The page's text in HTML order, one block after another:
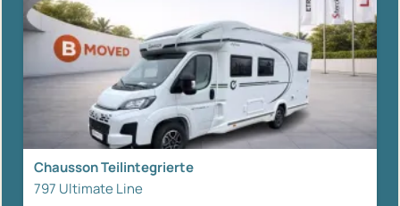
Chausson Teilintegrierte
797 Ultimate Line